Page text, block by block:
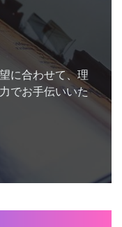
に合わせて、理
でお手伝いいた